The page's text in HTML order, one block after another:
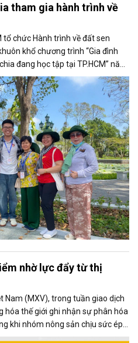
tham gia hành trình về
tổ chức Hành trình về đất sen
khổ chương trình “Gia đình
đang học tập tại TP.HCM” năm
nhờ lực đẩy từ thị
Nam (MXV), trong tuần giao dịch
thế giới ghi nhận sự phân hóa
khi nhóm nông sản chịu sức ép
hệ thương mại Mỹ - Trung, thị